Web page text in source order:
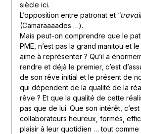
siècle ici.
L’opposition entre patronat et “
(Camaraaaades …).
Mais peut-on comprendre que le
PME, n’est pas la grand manitou et
aime à représenter ? Qu’il a
rendre et déjà le premier, c’est
de son rêve initial et le présent de
qui dépendent de la qualité de la
rêve ? Et que la qualité de cette
pas que de lui. Que son intérêt, c’est
collaborateurs heureux, formés,
plaisir à leur quotidien … tout comme